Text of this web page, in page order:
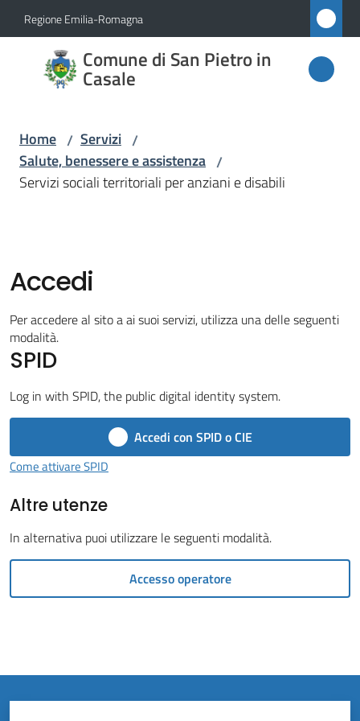
Vai al contenuto
Vai alla navigazione
Vai al footer
Regione Emilia-Romagna
Comune di San Pietro in
Casale
Comune
di San
Casale
Novità
Servizi
Menu selezionato
Vivere
Comune
Amministrazione
Trasparente
gli
Home / Servizi /
Salute, benessere e assistenza /
Servizi sociali territoriali per anziani e disabili
Accedi
Per accedere al sito a ai suoi servizi, utilizza una delle seguenti
modalità.
SPID
Log in with SPID, the public digital identity system.
Accedi con SPID o CIE
Come attivare SPID
Altre utenze
In alternativa puoi utilizzare le seguenti modalità.
Accesso operatore